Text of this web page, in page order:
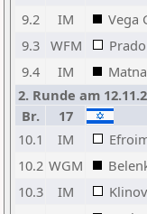
9.2
IM Vega
9.3 WFM
9.4
IM
2. Runde am
Br.
17
10.1
IM
10.2 WGM
10.3
IM